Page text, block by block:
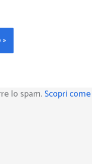
lo spam.Scopri